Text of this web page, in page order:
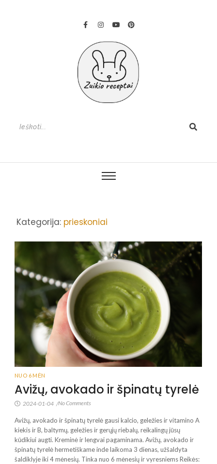
Kategorija: prieskoniai
NUO 6 MĖN
Avižų, avokado ir špinatų tyrelė
2024-01-04 /No Comments
Avižų, avokado ir špinatų tyrelė gausi kalcio, geležies ir vitamino A
kiekis ir B, baltymų, geležies ir gerųjų riebalų, reikalingų jūsų
kūdikiui augti. Kreminė ir lengvai pagaminama. Avižų, avokado ir
špinatų tyrelė hermetiškame inde laikoma 3 dienas, užšaldyta
šaldiklyje iki 4 mėnesių. Tinka nuo 6 mėnesių ir vyresniems Reikės: